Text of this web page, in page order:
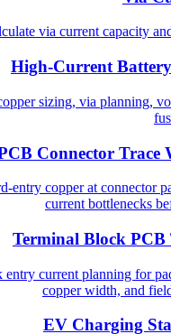
via current capacity
High-Current
sizing, via planning,
Connector Trace
entry copper at connector
current bottlenecks
Terminal Block PCB
entry current planning for
copper width, and
EV Charging